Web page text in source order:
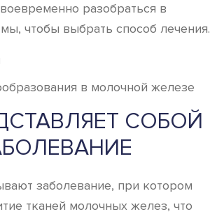
разобраться в
чтобы выбрать способ лечения.
СОБОЙ
заболевание, при котором
тканей молочных желез, что